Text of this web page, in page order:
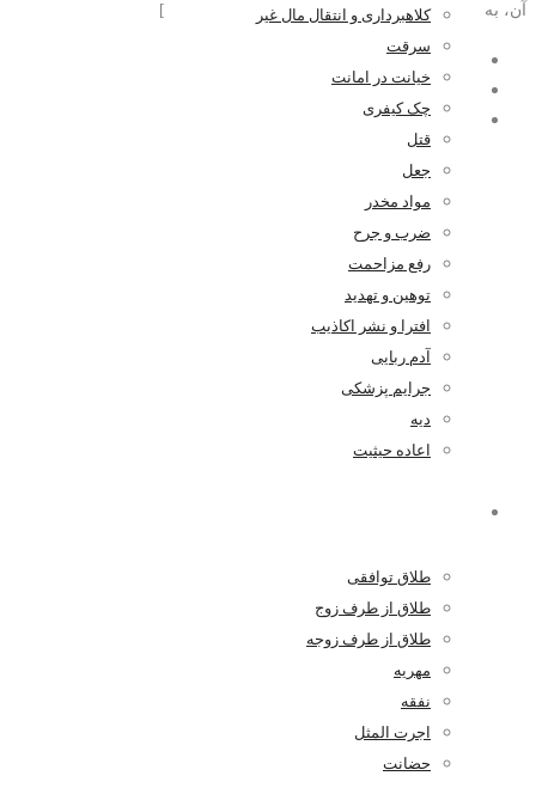
کلاهبرداری و انتقال مال غیر
سرقت
خیانت در امانت
چک کیفری
قتل
جعل
مواد مخدر
ضرب و جرح
رفع مزاحمت
توهین و تهدید
افترا و نشر اکاذیب
آدم ربایی
جرایم پزشکی
دیه
اعاده حیثیت
طلاق توافقی
طلاق از طرف زوج
طلاق از طرف زوجه
مهریه
نفقه
اجرت المثل
حضانت
آن، به شخص آسیب دیده چه مقدار دیه تعلق می […]
مدیر سایت
۱۳۹۹-۰۲-۱۶